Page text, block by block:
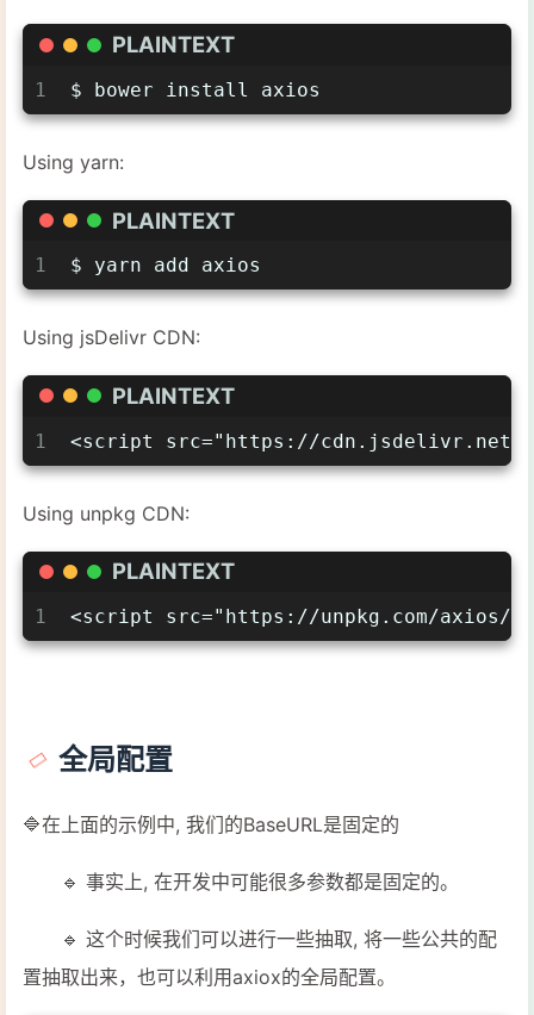
PLAINTEXT
1 $ bower install axios
Using yarn:
PLAINTEXT
1 $ yarn add axios
Using jsDelivr CDN:
PLAINTEXT
1 <script src="https://cdn.jsdelivr.net/
Using unpkg CDN:
PLAINTEXT
1 <script src="https://unpkg.com/axios/
全局配置
🔷在上面的示例中, 我们的BaseURL是固定的
🔹 事实上, 在开发中可能很多参数都是固定的。
🔹 这个时候我们可以进行一些抽取, 将一些公共的配
置抽取出来，也可以利用axiox的全局配置。